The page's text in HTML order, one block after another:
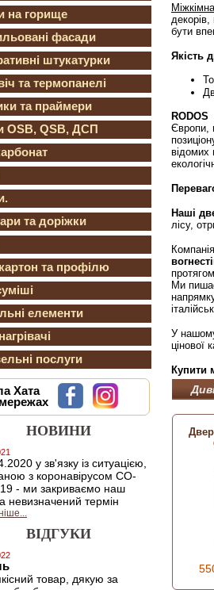
на горище
фасади
штукатурки
та термопанелі
та праймери
OSB, QSB, ДСП
та доріжки
та профілю
елементи
послуги
Хата
НОВИНИ
у зв'язку із ситуацією,
з коронавірусом CO-
- ми закриваємо наш
невизначений термін
ВІДГУКИ
товар, дякую за
бути
Якість
RODOS
Європи,
відомих
Наші
лісу,
Ми
У
цінової
Купити